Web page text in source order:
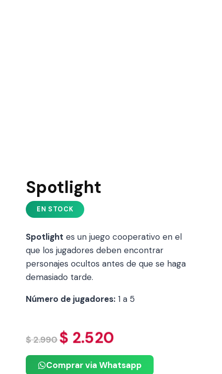
Spotlight
Spotlight es un juego cooperativo en el
que los jugadores deben encontrar
personajes ocultos antes de que se haga
demasiado tarde.
Número de jugadores: 1 a 5
$2.990$2.520
Comprar via Whatsapp